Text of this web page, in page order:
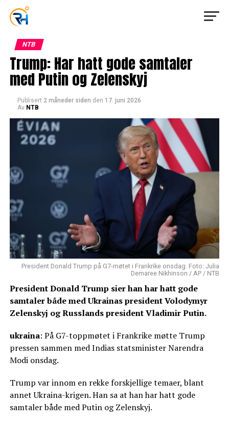
NTB
Trump: Har hatt gode samtaler
med Putin og Zelenskyj
Publisert 2 måneder siden den 17. juni 2026
Av NTB
President Donald Trump på G7-møtet i Frankrike onsdag. Foto: Julia
Demaree Nikhinson / AP / NTB
President Donald Trump sier han har hatt gode
samtaler både med Ukrainas president Volodymyr
Zelenskyj og Russlands president Vladimir Putin.
ukraina: På G7-toppmøtet i Frankrike møtte Trump
pressen sammen med Indias statsminister Narendra
Modi onsdag.
Trump var innom en rekke forskjellige temaer, blant
annet Ukraina-krigen. Han sa at han har hatt gode
samtaler både med Putin og Zelenskyj.